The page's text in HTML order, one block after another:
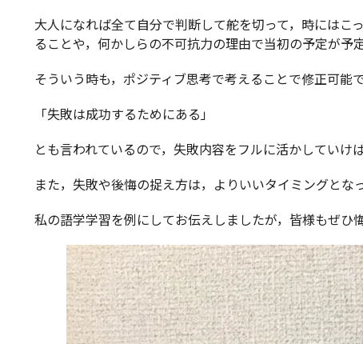
大人になれば全て自分で判断して舵を切って，時には
ることや，何かしらの不可抗力の理由で当初の予定が予
そういう時も，ポジティブ思考で考えることで修正可能
「失敗は成功するためにある」
とも言われているので，失敗内容をフルに活かしていけ
また，失敗や後悔の捉え方は，よりいいタイミングとな
私の語学学習を例にしてお伝えしましたが，皆様もぜ